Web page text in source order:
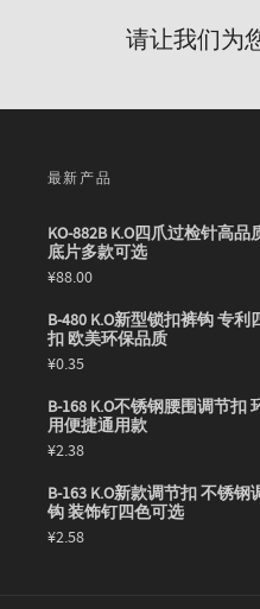
请让我们为
最新产品
KO-882B K.O四爪过检针高品
底片多款可选
¥88.00
B-480 K.O新型锁扣裤钩 专利
扣 欧美环保品质
¥0.35
B-168 K.O不锈钢腰围调节扣
用便捷通用款
¥2.38
B-163 K.O新款调节扣 不锈钢
钩 装饰钉四色可选
¥2.58